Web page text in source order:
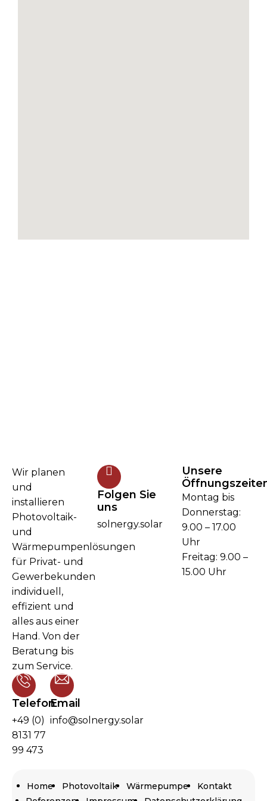
Wir planen
und
installieren
Photovoltaik-
und
Wärmepumpenlösungen
für Privat- und
Gewerbekunden
individuell,
effizient und
alles aus einer
Hand. Von der
Beratung bis
zum Service.
Telefon
+49 (0)
8131 77
99 473
Email
info@solnergy.solar
Folgen Sie
uns
solnergy.solar
Unsere
Montag bis
Donnerstag:
9.00 – 17.00
Uhr
Freitag: 9.00 –
15.00 Uhr
Home Photovoltaik Wärmepumpe
Kontakt